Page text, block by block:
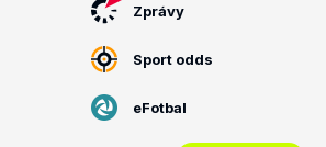
Zprávy
Sport odds
eFotbal